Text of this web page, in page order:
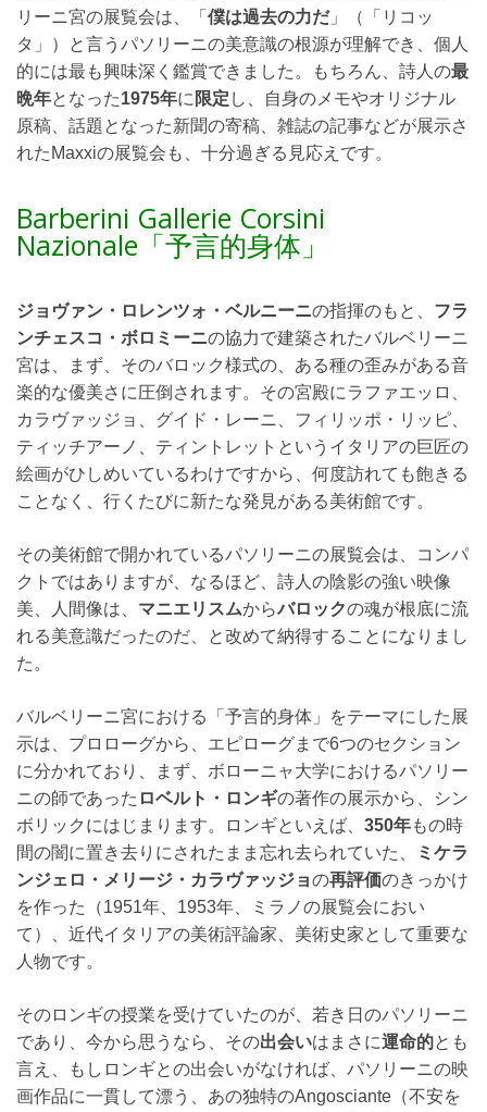
リーニ宮の展覧会は、「 僕は過去の力だ」（「リコッ
タ」）と言うパソリーニの美意識の根源が理解でき、個人
的には最も興味深く鑑賞できました。もちろん、詩人の最
晩年となった1975年に 限定 し、自身のメモやオリジナル
原稿、話題となった新聞の寄稿、雑誌の記事などが展示さ
れたMaxxiの展覧会も、十分過ぎる見応えです。
Barberini Gallerie Corsini
Nazionale「予言的身体」
ジョヴァン・ロレンツォ・ベルニーニの指揮のもと、 フラ
ンチェスコ・ボロミーニの協力で建築されたバルベリーニ
宮は、まず、そのバロック様式の、ある種の歪みがある音
楽的な優美さに圧倒されます。その宮殿にラファエッロ、
カラヴァッジョ、グイド・レーニ、フィリッポ・リッピ、
ティッチアーノ、ティントレットというイタリアの巨匠の
絵画がひしめいているわけですから、何度訪れても飽きる
ことなく、行くたびに新たな発見がある美術館です。
その美術館で開かれているパソリーニの展覧会は、コンパ
クトではありますが、なるほど、詩人の陰影の強い映像
美、人間像は、 マニエリスムからバロックの魂が根底に流
れる美意識だったのだ、と改めて納得することになりまし
た。
バルベリーニ宮における「予言的身体」をテーマにした展
示は、プロローグから、エピローグまで6つのセクション
に分かれており、まず、ボローニャ大学におけるパソリー
ニの師であった ロベルト・ロンギの著作の展示から、シン
ボリックにはじまります。ロンギといえば、 350年もの時
間の闇に置き去りにされたまま忘れ去られていた、
ミケラ
ンジェロ・メリージ・カラヴァッジョの再評価のきっかけ
を作った（1951年、1953年、ミラノの展覧会におい
て）、近代イタリアの美術評論家、美術史家として重要な
人物です。
そのロンギの授業を受けていたのが、若き日のパソリーニ
であり、今から思うなら、その出会いはまさに運命的とも
言え、もしロンギとの出会いがなければ、パソリーニの映
画作品に一貫して漂う、あの独特のAngosciante（不安を